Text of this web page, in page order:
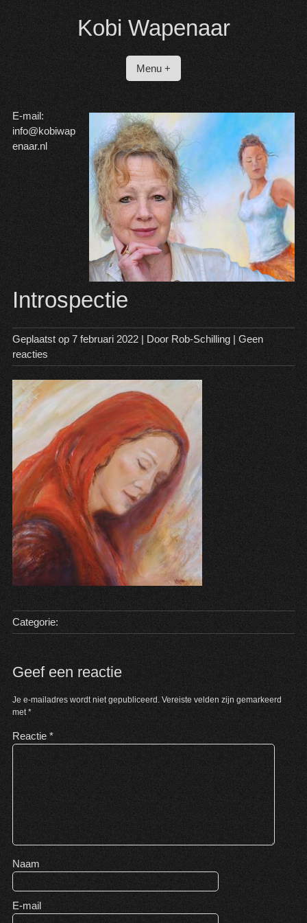
inhoud
Kobi Wapenaar
Menu +
E-mail:
info@kobiwap
enaar.nl
Introspectie
Geplaatst op 7 februari 2022| Door Rob-Schilling| Geen
reacties
Categorie:
Geef een reactie
Je e-mailadres wordt niet gepubliceerd. Vereiste velden zijn gemarkeerd
met*
Reactie *
Naam
E-mail